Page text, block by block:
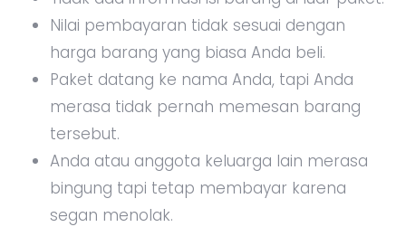
Nilai pembayaran tidak sesuai dengan
harga barang yang biasa Anda beli.
Paket datang ke nama Anda, tapi Anda
merasa tidak pernah memesan barang
tersebut.
Anda atau anggota keluarga lain merasa
bingung tapi tetap membayar karena
segan menolak.